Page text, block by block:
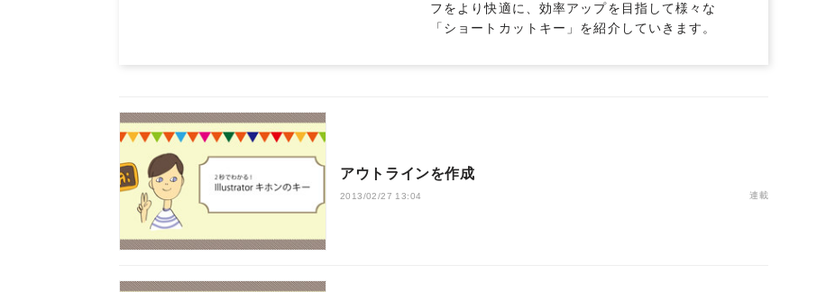
フをより快適に、効率アップを目指して様々な
「ショートカットキー」を紹介していきます。
アウトラインを作成
2013/02/27 13:04 連載